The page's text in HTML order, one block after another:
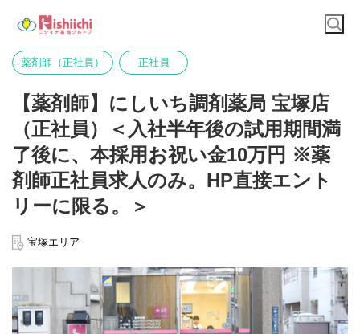
薬剤師（正社員） 正社員
【薬剤師】にしいち調剤薬局 宝塚店
（正社員）＜入社半年後の試用期間満
了後に、本採用お祝い金10万円 ※薬
剤師正社員求人のみ。HP直接エント
リーに限る。＞
宝塚エリア